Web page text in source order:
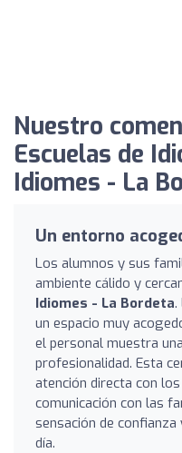
Nuestro
Escuelas de
Idiomes - La
Un entorno
Los alumnos y sus
ambiente cálido y
Idiomes - La Bordeta.
un espacio muy
el personal muestra
profesionalidad. Esta
atención directa con
comunicación con las
sensación de
día.